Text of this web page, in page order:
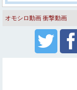
オモシロ動画 衝撃動画